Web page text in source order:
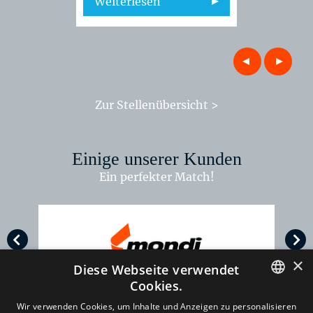
Zur Stellenübersicht >
Einige unserer Kunden
Ein perfekter Match!
DUTCH
×
Diese Webseite verwendet
Cookies.
Wir verwenden Cookies, um Inhalte und Anzeigen zu personalisieren